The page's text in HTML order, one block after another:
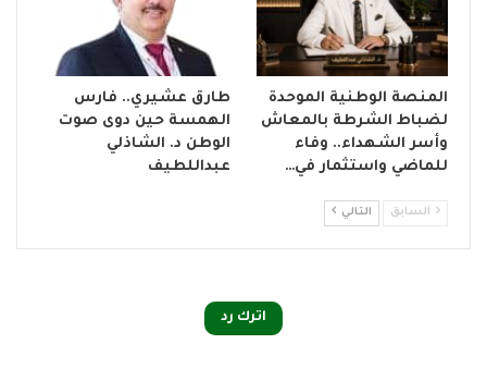
المنصة الوطنية الموحدة
لضباط الشرطة بالمعاش
وأسر الشهداء.. وفاء
للماضي واستثمار في…
طارق عشيري.. فارس
الهمسة حين دوى صوت
الوطن د. الشاذلي
عبداللطيف
السابق التالي
اترك رد